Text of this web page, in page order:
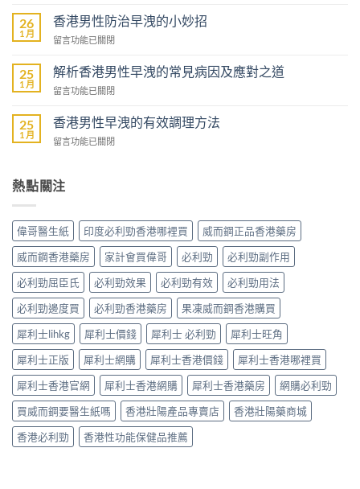
陽
藥
商
–
專
壯
陽
產
物
中
港
男
性
防
早
洩
全
面
中
26
1 月
香港男性防治早洩的小妙招
在
港
男
性
治
早
洩
妙
留言功能已關閉
25
1 月
解析香港男性早洩的常見病因及應對之道
在
析
香
港
早
常
見
病
因
及
應
對
之
道〉
中
留言功能已關閉
25
1 月
香港男性早洩的有效調理方法
在
男
性
洩
的
有
效
調
理
方
法〉
中
留言功能已關閉
熱點關注
偉哥醫生紙 印度必利勁香港哪裡買
威而鋼正品香港藥房
威而鋼香港藥房
家計會買偉哥 必利勁
必利勁副作用
必利勁屈臣氏
必利勁效果 必利勁有效
必利勁用法
必利勁邊度買
必利勁香港藥房
果凍威而鋼香港購買
犀利士lihkg
犀利士價錢 犀利士 必利勁
犀利士旺角
犀利士正版
犀利士網購 犀利士香港價錢
犀利士香港哪裡買
犀利士香港官網
犀利士香港網購 犀利士香港藥房
網購必利勁
買威而鋼要醫生紙嗎
香港壯陽產品專賣店
香港壯陽藥商城
香港必利勁
香港性功能保健品推薦